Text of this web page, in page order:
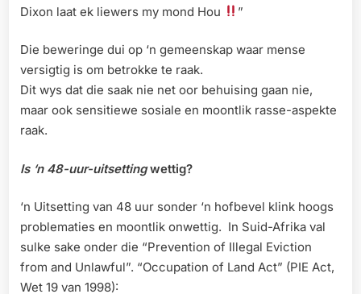
Dixon laat ek liewers my mond Hou
”
Die beweringe dui op ‘n gemeenskap waar mense
versigtig is om betrokke te raak.
Dit wys dat die saak nie net oor behuising gaan nie,
maar ook sensitiewe sosiale en moontlik rasse-aspekte
raak.
Is ‘n 48-uur-uitsetting wettig?
‘n Uitsetting van 48 uur sonder ‘n hofbevel klink hoogs
problematies en moontlik onwettig. In Suid-Afrika val
sulke sake onder die “Prevention of Illegal Eviction
from and Unlawful”. “Occupation of Land Act” (PIE Act,
Wet 19 van 1998):